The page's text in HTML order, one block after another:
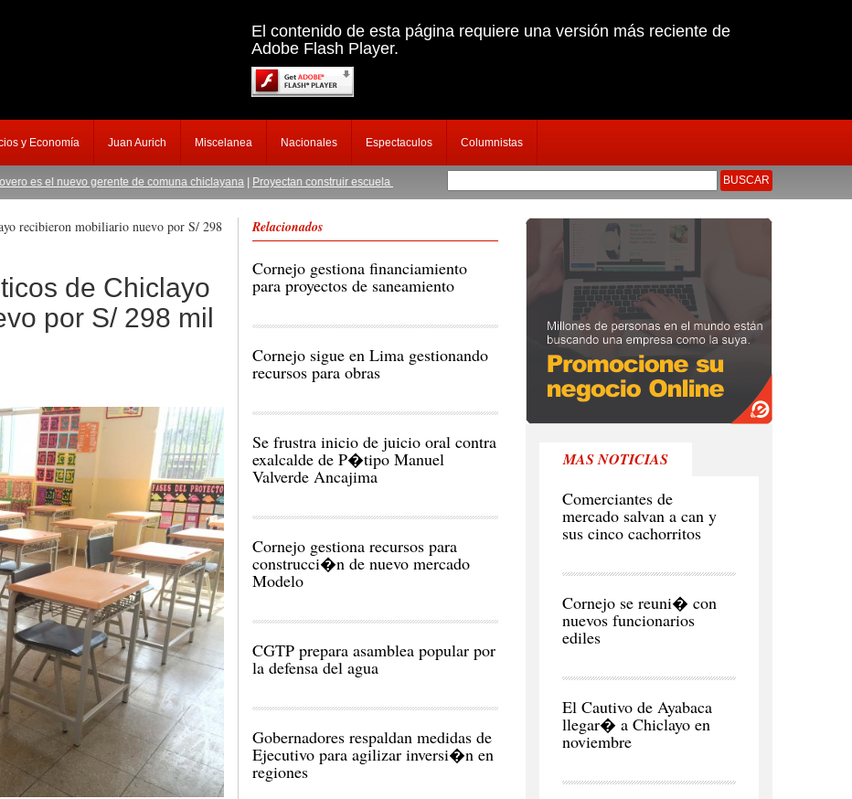
El contenido de esta página requiere una versión más reciente de
Adobe Flash Player.
y Economía Juan Aurich Miscelanea Nacionales Espectaculos Columnistas
nuevo gerente de comuna chiclayana|Proyectan construir escuela de salvataje en Ciudad Eten Capturan a sujeto que secuestr� y dispar� a empresario chiclayano
recibieron mobiliario nuevo por S/ 298
de Chiclayo
Relacionados
Cornejo gestiona financiamiento
para proyectos de saneamiento
Cornejo sigue en Lima gestionando
recursos para obras
Se frustra inicio de juicio oral contra
exalcalde de P�tipo Manuel
Valverde Ancajima
Cornejo gestiona recursos para
construcci�n de nuevo mercado
Modelo
CGTP prepara asamblea popular por
la defensa del agua
Gobernadores respaldan medidas de
Ejecutivo para agilizar inversi�n en
regiones
MAS NOTICIAS
Comerciantes de
mercado salvan a can y
sus cinco cachorritos
Cornejo se reuni� con
nuevos funcionarios
ediles
El Cautivo de Ayabaca
llegar� a Chiclayo en
noviembre